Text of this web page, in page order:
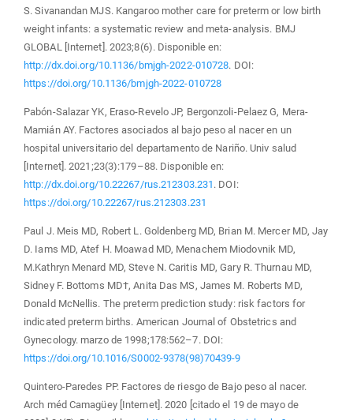
S. Sivanandan MJS. Kangaroo mother care for preterm or low birth
weight infants: a systematic review and meta-analysis. BMJ
GLOBAL [Internet]. 2023;8(6). Disponible en:
http://dx.doi.org/10.1136/bmjgh-2022-010728. DOI:
https://doi.org/10.1136/bmjgh-2022-010728
Pabón-Salazar YK, Eraso-Revelo JP, Bergonzoli-Pelaez G, Mera-
Mamián AY. Factores asociados al bajo peso al nacer en un
hospital universitario del departamento de Nariño. Univ salud
[Internet]. 2021;23(3):179–88. Disponible en:
http://dx.doi.org/10.22267/rus.212303.231 . DOI:
https://doi.org/10.22267/rus.212303.231
Paul J. Meis MD, Robert L. Goldenberg MD, Brian M. Mercer MD, Jay
D. Iams MD, Atef H. Moawad MD, Menachem Miodovnik MD,
M.Kathryn Menard MD, Steve N. Caritis MD, Gary R. Thurnau MD,
Sidney F. Bottoms MD†, Anita Das MS, James M. Roberts MD,
Donald McNellis. The preterm prediction study: risk factors for
indicated preterm births. American Journal of Obstetrics and
Gynecology. marzo de 1998;178:562–7. DOI:
https://doi.org/10.1016/S0002-9378(98)70439-9
Quintero-Paredes PP. Factores de riesgo de Bajo peso al nacer.
Arch méd Camagüey [Internet]. 2020 [citado el 19 de mayo de